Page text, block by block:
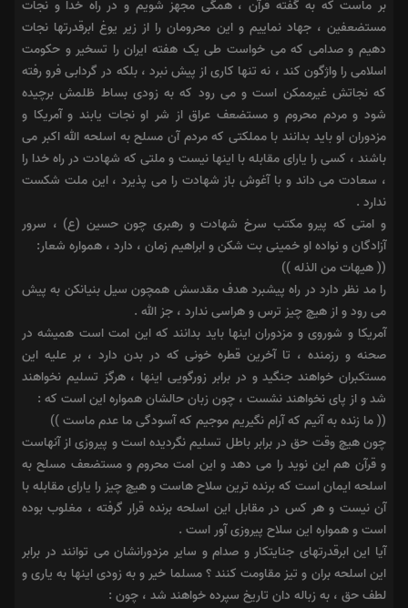
بر ماست که به گفته قرآن ، همگى مجهز شویم و در راه خدا و نجات
مستضعفین ، جهاد نماییم و این محرومان را از زیر یوغ ابرقدرتها نجات
دهیم و صدامى که مى خواست طى یک هفته ایران را تسخیر و حکومت
اسلامى را واژگون کند ، نه تنها کارى از پیش نبرد ، بلکه در گردابى فرو رفته
که نجاتش غیرممکن است و مى رود که به زودى بساط ظلمش برچیده
شود و مردم محروم و مستضعف عراق از شر او نجات یابند و آمریکا و
مزدوران او باید بدانند با مملکتى که مردم آن مسلح به اسلحه الله اکبر مى
باشند ، کسى را یاراى مقابله با اینها نیست و ملتى که شهادت در راه خدا را
، سعادت مى داند و با آغوش باز شهادت را مى پذیرد ، این ملت شکست
ندارد .
و امتى که پیرو مکتب سرخ شهادت و رهبرى چون حسین (ع) ، سرور
آزادگان و نواده او خمینى بت شکن و ابراهیم زمان ، دارد ، همواره شعار:
(( هیهات من الذله )) ‎
‏را مد نظر دارد در راه پیشبرد هدف مقدسش همچون سیل بنیانکن به پیش
مى رود و از هیچ چیز ترس و هراسى ندارد ، جز الله .
آمریکا و شوروى و مزدوران اینها باید بدانند که این امت است همیشه در
صحنه و رزمنده ، تا آخرین قطره خونى که در بدن دارد ، بر علیه این
مستکبران خواهند جنگید و در برابر زورگویى اینها ، هرگز تسلیم نخواهند
شد و از پاى نخواهند نشست ، چون زبان حالشان همواره این است که :
(( ما زنده به آنیم که آرام نگیریم موجیم که آسودگى ما عدم ماست )) ‎
‏چون هیچ وقت حق در برابر باطل تسلیم نگردیده است و پیروزى از آنهاست
و قرآن هم این نوید را مى دهد و این امت محروم و مستضعف مسلح به
اسلحه ایمان است که برنده ترین سلاح هاست و هیچ چیز را یاراى مقابله با
آن نیست و هر کس در مقابل این اسلحه برنده قرار گرفته ، مغلوب بوده
است و همواره این سلاح پیروزى آور است .
آیا این ابرقدرتهاى جنایتکار و صدام و سایر مزدورانشان مى توانند در برابر
این اسلحه بران و تیز مقاومت کنند ؟ مسلما خیر و به زودى اینها به یارى و
لطف حق ، به زباله دان تاریخ سپرده خواهند شد ، چون :